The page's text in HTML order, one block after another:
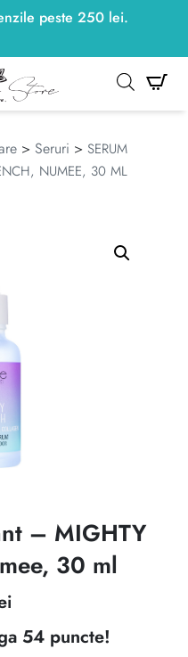
peste 250 lei.
lei
> Seruri > SERUM
NUMEE, 30 ML
– MIGHTY
30 ml
54 puncte!